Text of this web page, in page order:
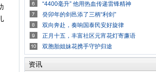
“4400毫升” 他用热血传递雷锋精神
癸卯年的剑邑添了三柄“利剑”
双向奔赴，奏响国泰民安好旋律
正月十五，丰富社区元宵花灯寄廉语
双胞胎姐妹花携手守护归途
资讯